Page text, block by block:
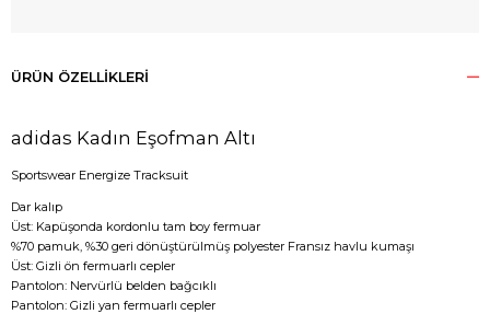
ÜRÜN ÖZELLIKLERI
adidas Kadın Eşofman Altı
Sportswear Energize Tracksuit
Dar kalıp
Üst: Kapüşonda kordonlu tam boy fermuar
%70 pamuk, %30 geri dönüştürülmüş polyester Fransız havlu kumaşı
Üst: Gizli ön fermuarlı cepler
Pantolon: Nervürlü belden bağcıklı
Pantolon: Gizli yan fermuarlı cepler